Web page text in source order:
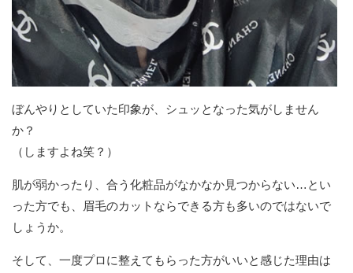
ぼんやりとしていた印象が、シュッとなった気がしません
か？
（しますよね笑？）
肌が弱かったり、合う化粧品がなかなか見つからない…とい
った方でも、眉毛のカットならできる方も多いのではないで
しょうか。
そして、一度プロに整えてもらった方がいいと感じた理由は